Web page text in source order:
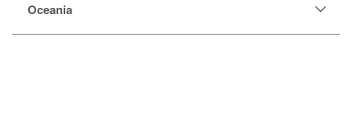
Bahrain
Cipro
Oceania